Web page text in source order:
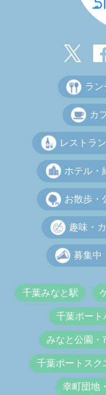
ラン
カ
レストラ
ホテル・
お散歩・
趣味・
募集中
千葉みなと駅
千葉ポート
みなと公園・
千葉ポートスク
幸町団地